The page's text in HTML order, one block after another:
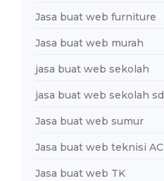
Jasa buat web furniture
Jasa buat web murah
jasa buat web sekolah
jasa buat web sekolah sd
Jasa buat web sumur
Jasa buat web teknisi AC
Jasa buat web TK